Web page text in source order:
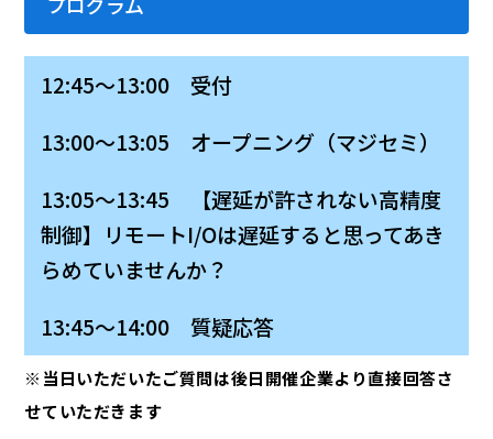
12:45～13:00 受付
13:00～13:05 オープニング（マジセミ）
13:05～13:45 【遅延が許されない高精度
制御】リモートI/Oは遅延すると思ってあき
らめていませんか？
13:45～14:00 質疑応答
※当日いただいたご質問は後日開催企業より直接回答さ
せていただきます